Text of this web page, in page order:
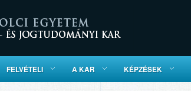
FELVÉTELI A KAR KÉPZÉSEK